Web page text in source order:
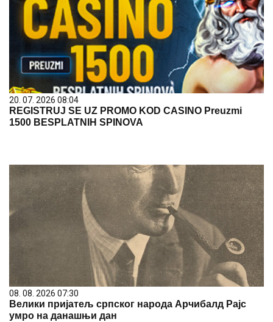
20. 07. 2026 08:04
REGISTRUJ SE UZ PROMO KOD CASINO Preuzmi
1500 BESPLATNIH SPINOVA
08. 08. 2026 07:30
Велики пријатељ српског народа Арчибалд Рајс
умро на данашњи дан